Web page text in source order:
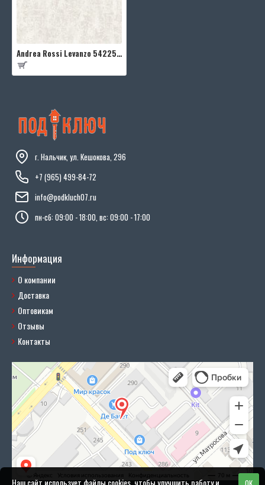
Andrea Rossi Levanzo 54225-3
г. Нальчик, ул. Кешокова, 296
+7 (965) 499-84-72
info@podkluch07.ru
пн-сб: 09:00 - 18:00, вс: 09:00 - 17:00
Информация
О компании
Доставка
Оптовикам
Отзывы
Контакты
Наш сайт использует файлы cookies, чтобы улучшить работу и